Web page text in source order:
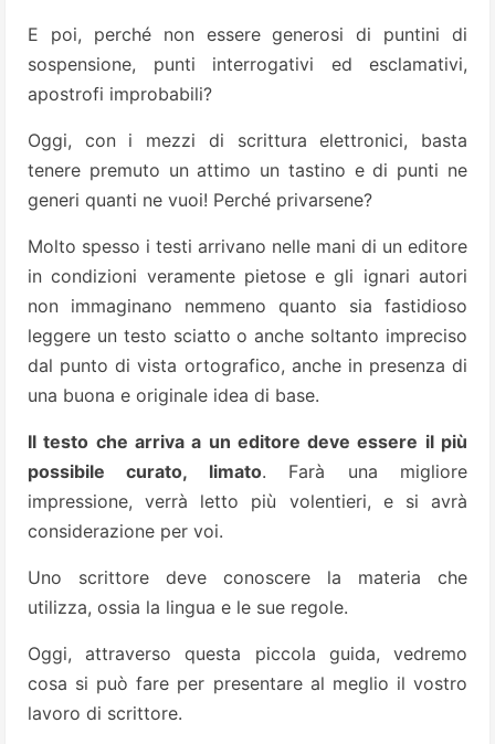
E poi, perché non essere generosi di puntini di
sospensione, punti interrogativi ed esclamativi,
apostrofi improbabili?
Oggi, con i mezzi di scrittura elettronici, basta
tenere premuto un attimo un tastino e di punti ne
generi quanti ne vuoi! Perché privarsene?
Molto spesso i testi arrivano nelle mani di un editore
in condizioni veramente pietose e gli ignari autori
non immaginano nemmeno quanto sia fastidioso
leggere un testo sciatto o anche soltanto impreciso
dal punto di vista ortografico, anche in presenza di
una buona e originale idea di base.
Il testo che arriva a un editore deve essere il più
possibile curato, limato. Farà una migliore
impressione, verrà letto più volentieri, e si avrà
considerazione per voi.
Uno scrittore deve conoscere la materia che
utilizza, ossia la lingua e le sue regole.
Oggi, attraverso questa piccola guida, vedremo
cosa si può fare per presentare al meglio il vostro
lavoro di scrittore.